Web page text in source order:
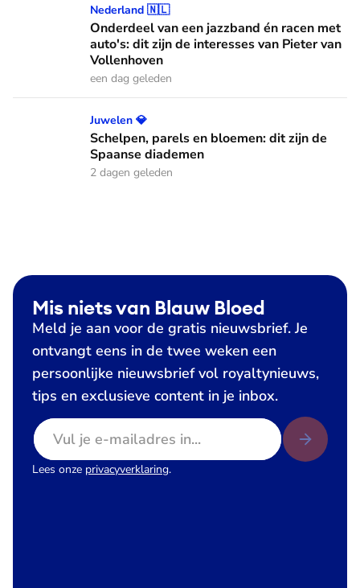
Onderdeel van een jazzband én racen met auto's: dit zijn
Nederland 🇳🇱
Onderdeel van een jazzband én racen met
auto's: dit zijn de interesses van Pieter van
Vollenhoven
een dag geleden
Schelpen, parels en bloemen: dit zijn de Spaanse diademen
Juwelen 💎
Schelpen, parels en bloemen: dit zijn de
Spaanse diademen
2 dagen geleden
Mis niets van Blauw Bloed
Meld je aan voor de gratis nieuwsbrief. Je
ontvangt eens in de twee weken een
persoonlijke nieuwsbrief vol royaltynieuws,
tips en exclusieve content in je inbox.
E-mailadres
Lees onze privacyverklaring.